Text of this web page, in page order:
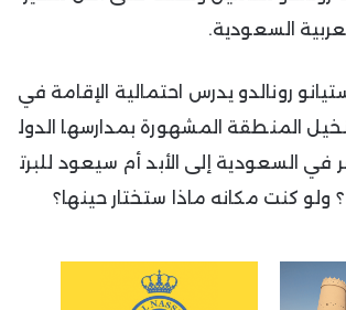
السعودية.
رونالدو يدرس احتمالية الإقامة في
المنطقة المشهورة بمدارسها الدول
السعودية إلى الأبد أم سيعود للبرت
ولو كنت مكانه ماذا ستختار حينها؟